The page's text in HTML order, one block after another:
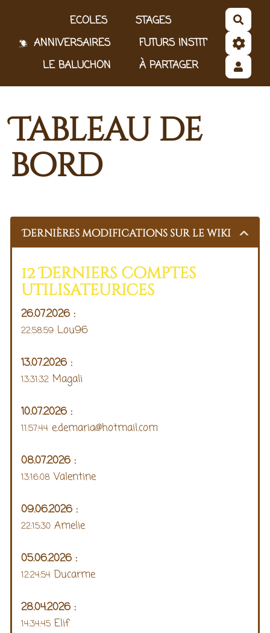
Aller au contenu principal
ECOLES
STAGES
ANNIVERSAIRES
FUTURS INSTIT'
LE BALUCHON
À PARTAGER
Tableau de
bord
Dernières modifications sur le wiki
12 Derniers comptes
utilisateurices
26.07.2026 :
22:58:59 Lou96
13.07.2026 :
13:31:32 Magali
10.07.2026 :
11:57:44 e.demaria@hotmail.com
08.07.2026 :
13:16:08 Valentine
09.06.2026 :
22:15:30 Amelie
05.06.2026 :
12:24:54 Ducarme
28.04.2026 :
14:34:45 Elif